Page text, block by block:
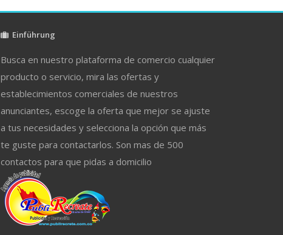
Einführung
Busca en nuestro plataforma de comercio cualquier
producto o servicio, mira las ofertas y
establecimientos comerciales de nuestros
anunciantes, escoge la oferta que mejor se ajuste
a tus necesidades y selecciona la opción que más
te guste para contactarlos. Son mas de 500
contactos para que pidas a domicilio